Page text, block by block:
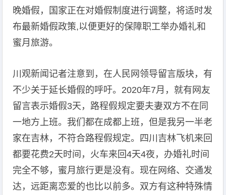
晚婚假，国家正在对婚假制度进行调整，将适时发
布最新婚假政策,以便更好的保障职工举办婚礼和
蜜月旅游。
川观新闻记者注意到，在人民网领导留言版块，有
不少关于延长婚假的呼吁。2020年7月，就有网友
留言表示婚假3天，路程假规定要夫妻双方不在同
一地方上班。我们都在成都上班，但是我另一半老
家在吉林，不符合路程假规定。四川吉林飞机来回
都要花费2天时间，火车来回4天4夜，办婚礼时间
完全不够，蜜月旅行更是没有。现在网络、交通发
达，远距离恋爱的也比以前多。双方有这种特殊情